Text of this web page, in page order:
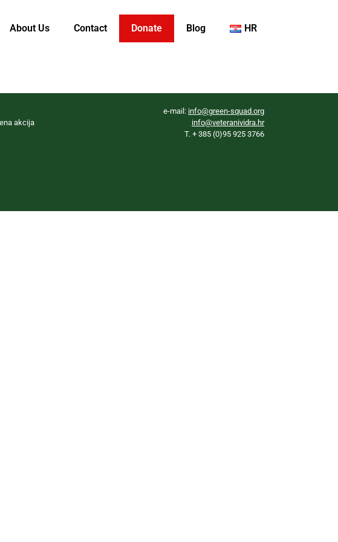
About Us Contact Donate Blog HR
akcija
e-mail: info@green-squad.org
info@veteranividra.hr
T. + 385 (0)95 925 3766